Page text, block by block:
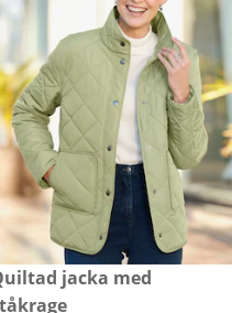
pris: 499,- kr,
%
jacka med